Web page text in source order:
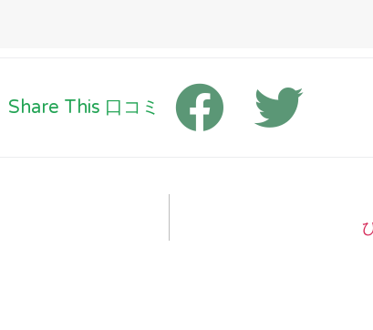
Share This 口コミ